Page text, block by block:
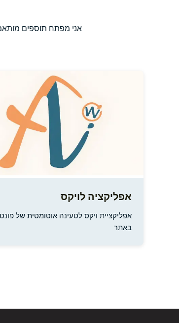
אני מפתח תוספים
אפליקציה לויקס
אפליקציית ויקס לטעינה אוטומטית של
באתר